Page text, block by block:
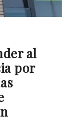
al
por